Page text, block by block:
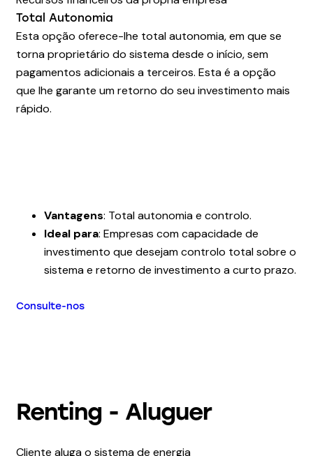
Total Autonomia
Esta opção oferece-lhe total autonomia, em que se
torna proprietário do sistema desde o início, sem
pagamentos adicionais a terceiros. Esta é a opção
que lhe garante um retorno do seu investimento mais
rápido.
Vantagens: Total autonomia e controlo.
Ideal para: Empresas com capacidade de
investimento que desejam controlo total sobre o
sistema e retorno de investimento a curto prazo.
Consulte-nos
Renting - Aluguer
Cliente aluga o sistema de energia